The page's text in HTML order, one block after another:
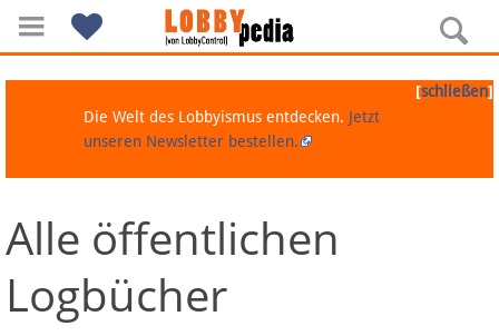
Navigation
Über Lobbypedia
[schließen]
Die Welt des Lobbyismus entdecken. Jetzt
unseren Newsletter bestellen.
Alle öffentlichen
Logbücher